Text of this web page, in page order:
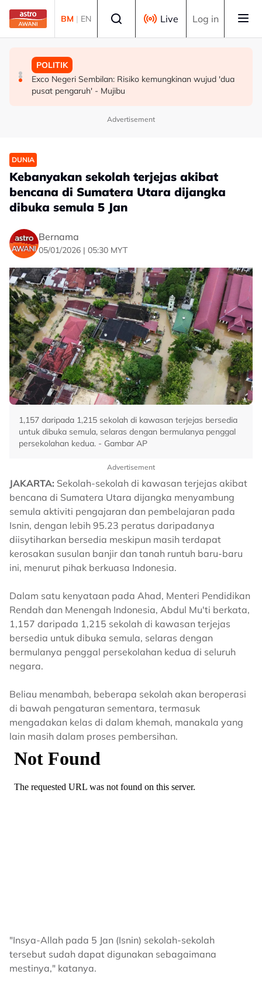
Skip to main content
BM | EN Live Log in
MALAYSIA
Pembantu rumah dipenjara empat tahun abai kanak-
kanak di kolam renang hingga lemas
POLITIK
RCI Tabung Haji: 'Jika tidak boleh sanggah fakta, jangan
main sentimen rakyat' - AMK
POLITIK
Exco Negeri Sembilan: Risiko kemungkinan wujud 'dua
pusat pengaruh' - Mujibu
Advertisement
DUNIA
Kebanyakan sekolah terjejas akibat
bencana di Sumatera Utara dijangka
dibuka semula 5 Jan
Bernama
05/01/2026 | 05:30 MYT
1,157 daripada 1,215 sekolah di kawasan terjejas bersedia
untuk dibuka semula, selaras dengan bermulanya penggal
persekolahan kedua. - Gambar AP
Advertisement
JAKARTA: Sekolah-sekolah di kawasan terjejas akibat
bencana di Sumatera Utara dijangka menyambung
semula aktiviti pengajaran dan pembelajaran pada
Isnin, dengan lebih 95.23 peratus daripadanya
diisytiharkan bersedia meskipun masih terdapat
kerosakan susulan banjir dan tanah runtuh baru-baru
ini, menurut pihak berkuasa Indonesia.
Dalam satu kenyataan pada Ahad, Menteri Pendidikan
Rendah dan Menengah Indonesia, Abdul Mu'ti berkata,
1,157 daripada 1,215 sekolah di kawasan terjejas
bersedia untuk dibuka semula, selaras dengan
bermulanya penggal persekolahan kedua di seluruh
negara.
Beliau menambah, beberapa sekolah akan beroperasi
di bawah pengaturan sementara, termasuk
mengadakan kelas di dalam khemah, manakala yang
lain masih dalam proses pembersihan.
"Insya-Allah pada 5 Jan (Isnin) sekolah-sekolah
tersebut sudah dapat digunakan sebagaimana
mestinya," katanya.